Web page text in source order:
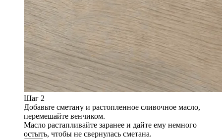
Шаг 2
Добавьте сметану и растопленное сливочное масло,
перемешайте венчиком.
Масло растапливайте заранее и дайте ему немного
остыть, чтобы не свернулась сметана.